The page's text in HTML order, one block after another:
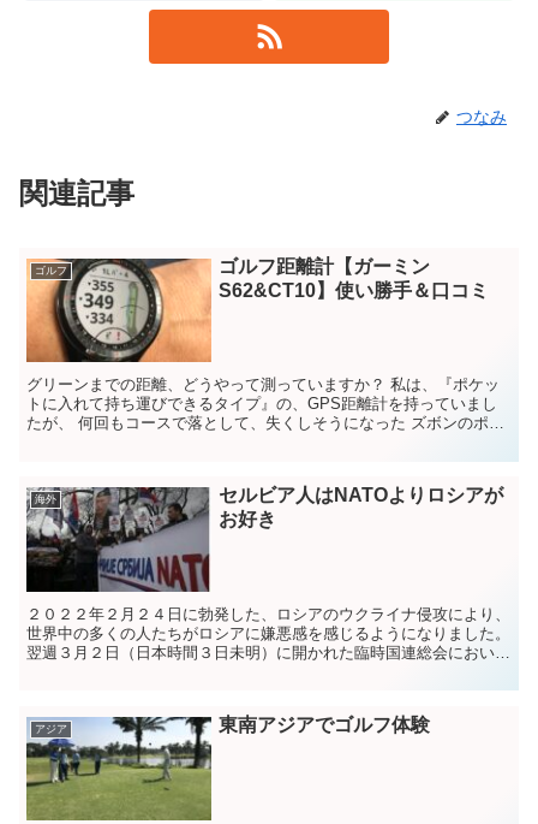
つなみ
関連記事
ゴルフ
ゴルフ距離計【ガーミン
S62&CT10】使い勝手＆口コミ
グリーンまでの距離、どうやって測っていますか？ 私は、『ポケッ
トに入れて持ち運びできるタイプ』の、GPS距離計を持っていまし
たが、 何回もコースで落として、失くしそうになった ズボンのポケ
海外
セルビア人はNATOよりロシアが
お好き
２０２２年２月２４日に勃発した、ロシアのウクライナ侵攻により、
世界中の多くの人たちがロシアに嫌悪感を感じるようになりました。
翌週３月２日（日本時間３日未明）に開かれた臨時国連総会において
アジア 東南アジアでゴルフ体験